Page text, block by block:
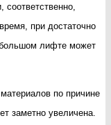
при достаточно
лифте может
по причине
заметно увеличена.